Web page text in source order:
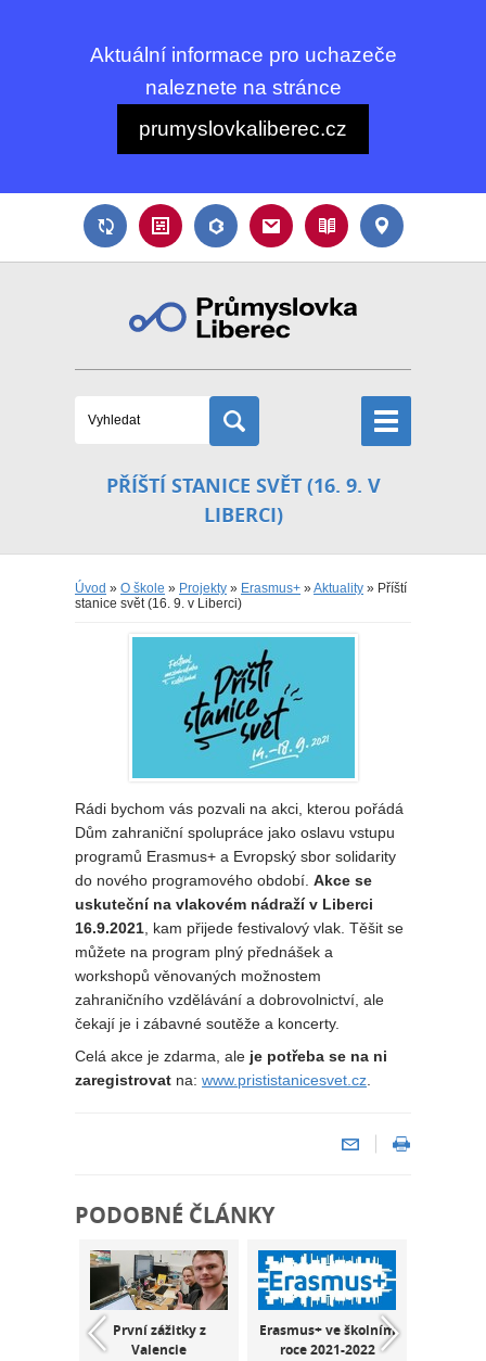
Aktuální informace pro uchazeče
naleznete na stránce
prumyslovkaliberec.cz
PŘÍŠTÍ STANICE SVĚT (16. 9. V
LIBERCI)
Úvod » O škole » Projekty » Erasmus+ »Aktuality » Příští
stanice svět (16. 9. v Liberci)
Rádi bychom vás pozvali na akci, kterou pořádá
Dům zahraniční spolupráce jako oslavu vstupu
programů Erasmus+ a Evropský sbor solidarity
do nového programového období. Akce se
uskuteční na vlakovém nádraží v Liberci
16.9.2021, kam přijede festivalový vlak. Těšit se
můžete na program plný přednášek a
workshopů věnovaných možnostem
zahraničního vzdělávání a dobrovolnictví, ale
čekají je i zábavné soutěže a koncerty.
Celá akce je zdarma, ale je potřeba se na ni
zaregistrovat na: www.prististanicesvet.cz.
PODOBNÉ ČLÁNKY
První zážitky z
Valencie
Erasmus+ ve školním
roce 2021-2022